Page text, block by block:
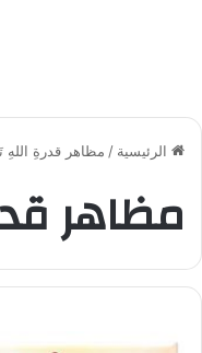
الرئيسية / مظاهر قدرةِ اللهِ
مظاهر